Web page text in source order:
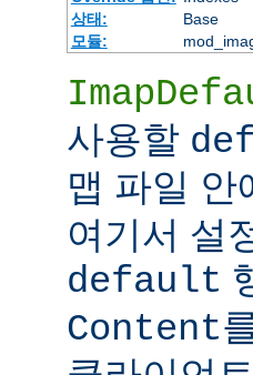
상태:
Base
모듈:
사용할
맵 파일 안
여기서 설
default
Content